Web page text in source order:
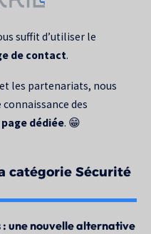
suffit d’utiliser le
de contact.
les partenariats, nous
des
dédiée. 😁
catégorie Sécurité
: une nouvelle alternative